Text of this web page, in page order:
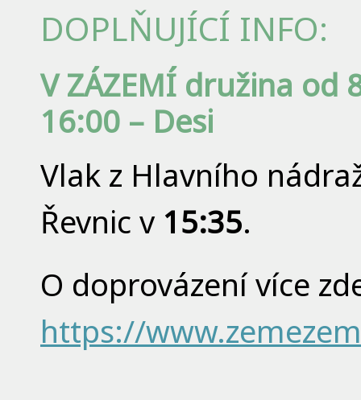
DOPLŇUJÍCÍ INFO:
V ZÁZEMÍ družina od
16:00 – Desi
Vlak z Hlavního
Řevnic v 15:35.
O doprovázení více
https://